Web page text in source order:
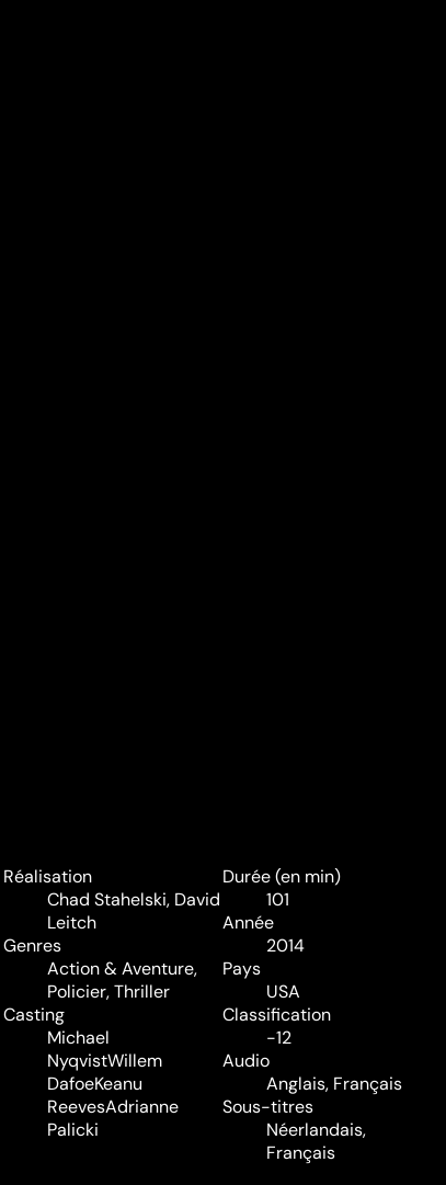
Réalisation
Chad Stahelski, David
Leitch
Genres
Action & Aventure,
Policier,Thriller
Casting
Michael
NyqvistWillem
DafoeKeanu
ReevesAdrianne
Palicki
Durée (en min)
101
Année
2014
Pays
USA
Classification
-12
Audio
Anglais, Français
Sous-titres
Néerlandais,
Français